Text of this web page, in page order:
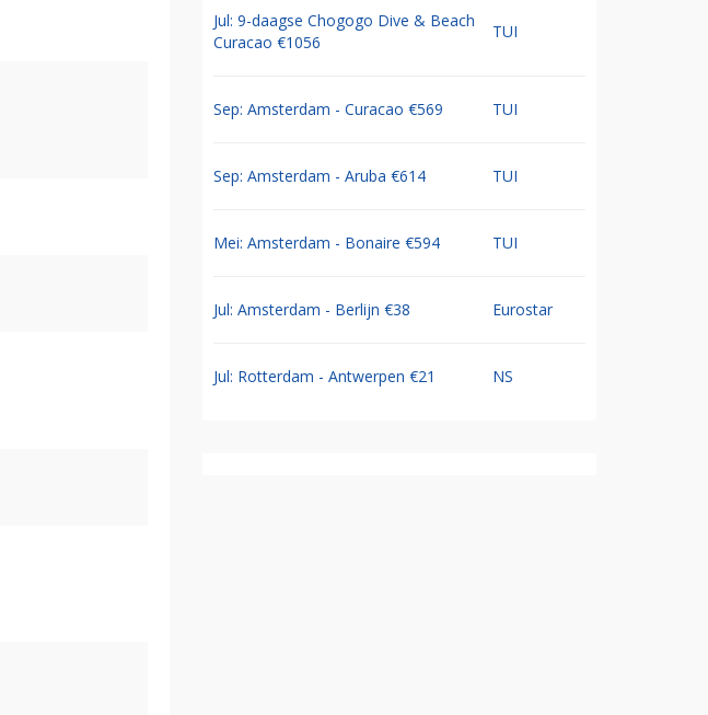
Jul: 9-daagse Chogogo Dive & Beach
Curacao €1056
TUI
Sep: Amsterdam - Curacao €569 TUI
Sep: Amsterdam - Aruba €614 TUI
Mei: Amsterdam - Bonaire €594 TUI
Jul: Amsterdam - Berlijn €38 Eurostar
Jul: Rotterdam - Antwerpen €21 NS